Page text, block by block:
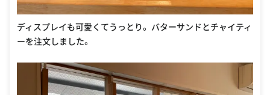
ディスプレイも可愛くてうっとり。 バターサンドとチャイティ
ーを注文しました。